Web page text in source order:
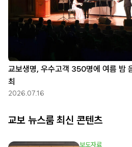
교보생명, 우수고객 350명에 여름 밤
최
2026.07.16
교보 뉴스룸 최신 콘텐츠
보도자료